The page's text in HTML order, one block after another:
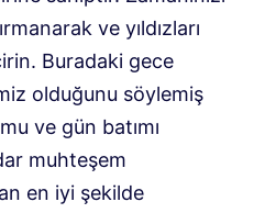
ve yıldızları
Buradaki gece
olduğunu söylemiş
ve gün batımı
muhteşem
en iyi şekilde